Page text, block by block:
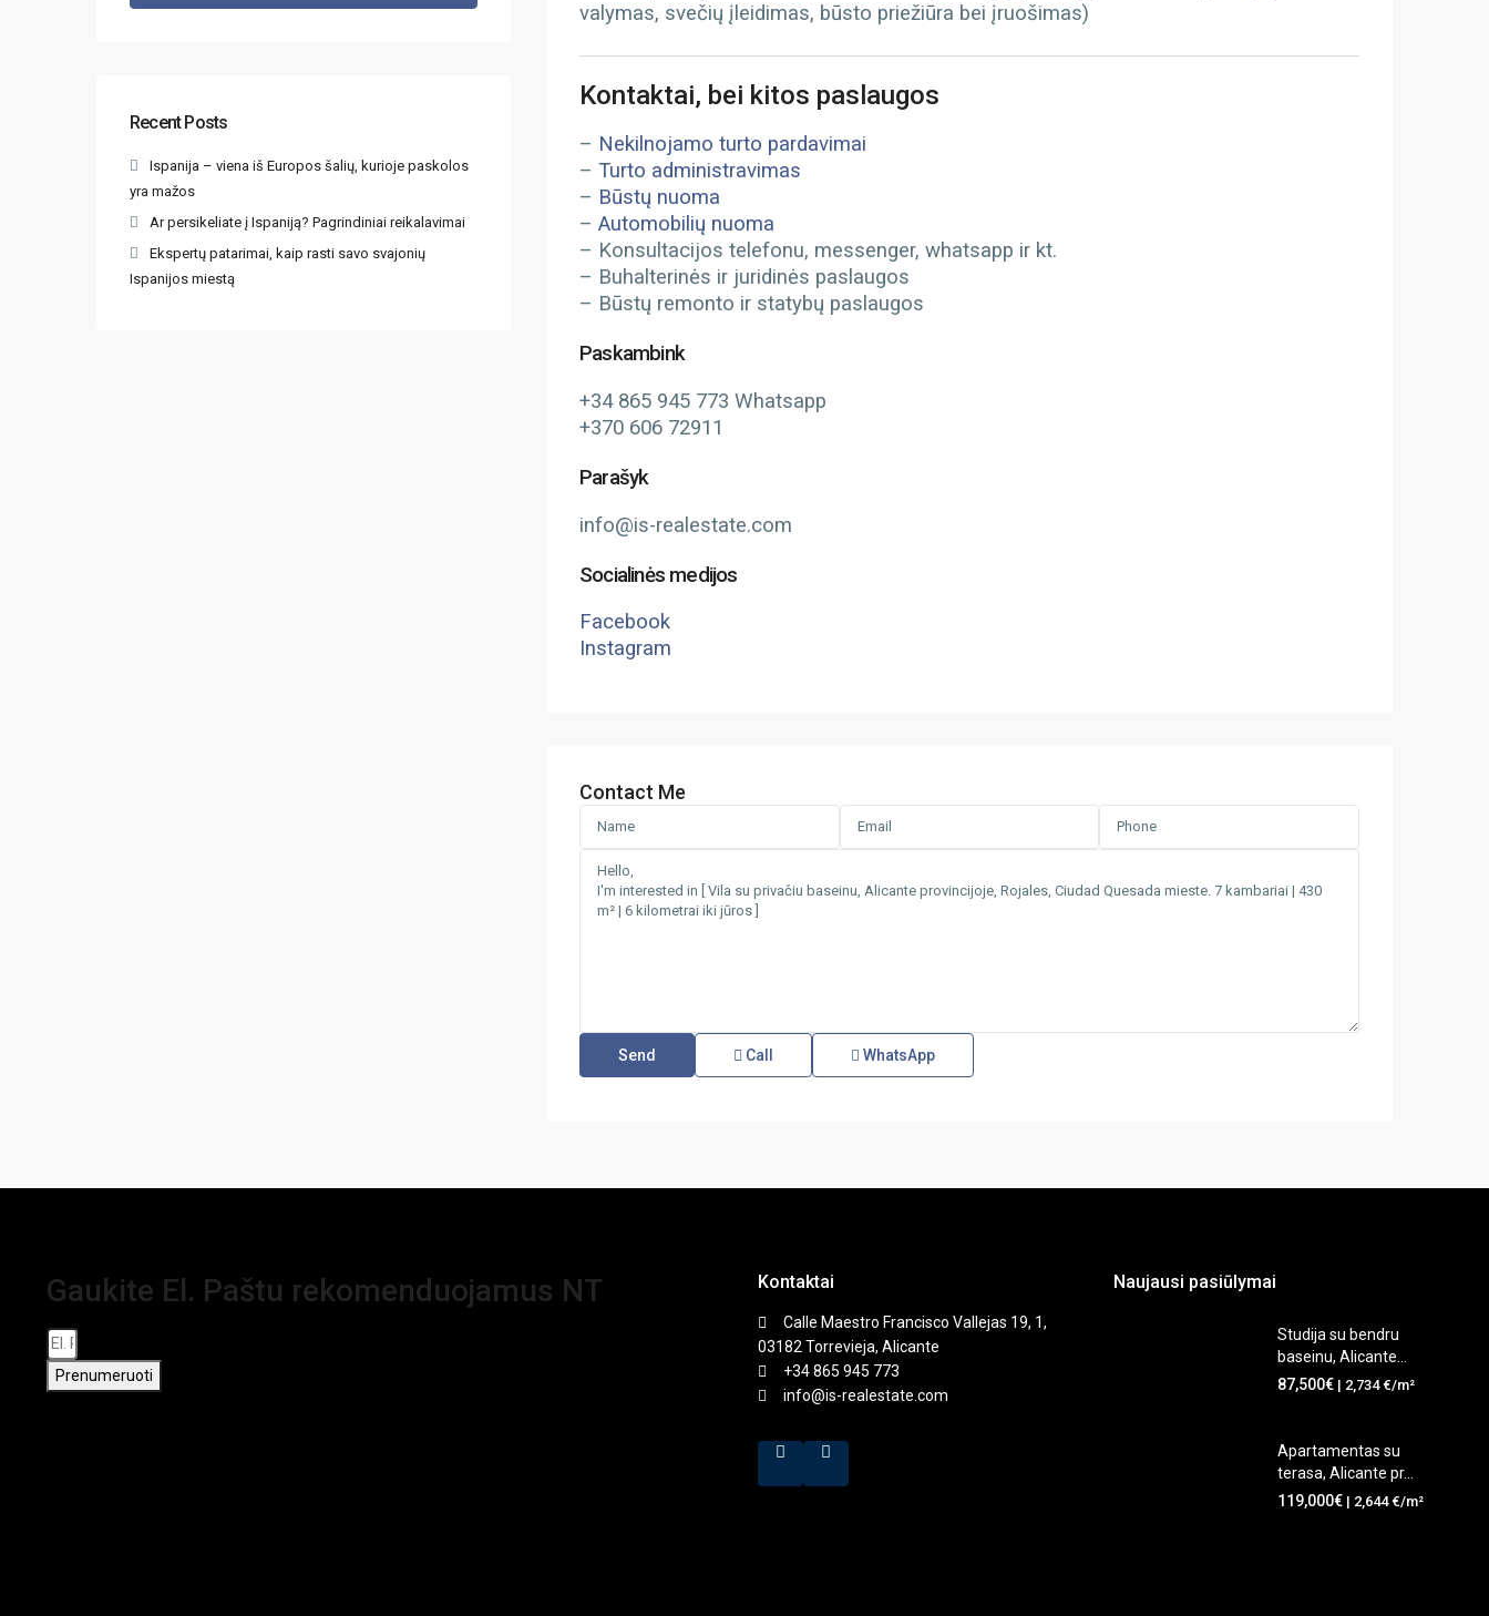
valymas, svečių įleidimas, būsto priežiūra bei įruošimas)
Kontaktai, bei kitos paslaugos
– Nekilnojamo turto pardavimai
– Turto administravimas
– Būstų nuoma
– Automobilių nuoma
– Konsultacijos telefonu, messenger, whatsapp ir kt.
– Buhalterinės ir juridinės paslaugos
– Būstų remonto ir statybų paslaugos
Paskambink
+34 865 945 773 Whatsapp
+370 606 72911
Parašyk
info@is-realestate.com
Socialinės medijos
Facebook
Instagram
Contact Me
Call WhatsApp
Recent Posts
Ispanija – viena iš Europos šalių, kurioje paskolos
yra mažos
Ar persikeliate į Ispaniją? Pagrindiniai reikalavimai
Ekspertų patarimai, kaip rasti savo svajonių
Ispanijos miestą
Gaukite El. Paštu rekomenduojamus NT
Prenumeruoti
Kontaktai
Calle Maestro Francisco Vallejas 19, 1,
03182 Torrevieja, Alicante
+34 865 945 773
info@is-realestate.com
Naujausi pasiūlymai
Studija su bendru
baseinu, Alicante...
87,500€ | 2,734 €/m²
Apartamentas su
terasa, Alicante pr...
119,000€ | 2,644 €/m²